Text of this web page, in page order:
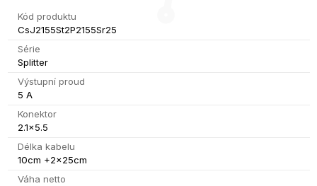
Kód produktu
CsJ2155St2P2155Sr25
Série
Splitter
Výstupní proud
5 A
Konektor
2.1x5.5
Délka kabelu
10cm +2x25cm
Váha netto